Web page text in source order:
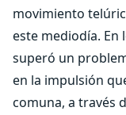
movimiento
este mediodía. En
superó un
en la impulsión
comuna, a través